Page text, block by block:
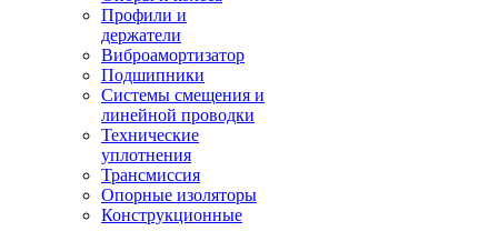
Профили и
держатели
Виброамортизатор
Подшипники
Системы смещения и
линейной проводки
Технические
уплотнения
Трансмиссия
Опорные изоляторы
Конструкционные